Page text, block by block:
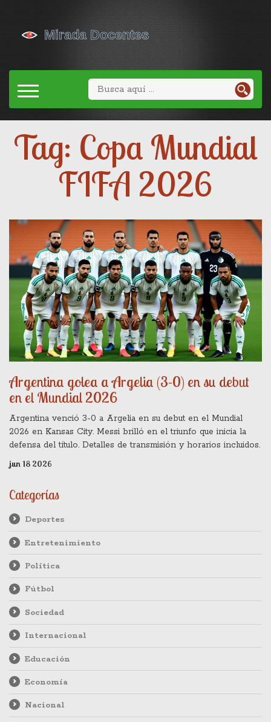
Tag: Copa Mundial
FIFA 2026
Argentina golea a Argelia (3-0) en su debut
en el Mundial 2026
Argentina venció 3-0 a Argelia en su debut en el Mundial
2026 en Kansas City. Messi brilló en el triunfo que inicia la
defensa del título. Detalles de transmisión y horarios incluidos.
jun 18 2026
Categorías
Deportes
Entretenimiento
Política
Fútbol
Sociedad
Internacional
Educación
Economía
Nacional